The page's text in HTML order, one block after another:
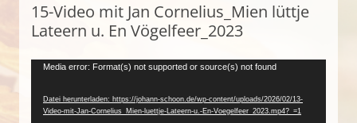
15-Video mit Jan Cornelius_Mien lüttje
Lateern u. En Vögelfeer_2023
Video-
Media error: Format(s) not supported or source(s) not found
Datei herunterladen: https://johann-schoon.de/wp-content/uploads/2026/02/13-
Video-mit-Jan-Cornelius_Mien-luettje-Lateern-u.-En-Voegelfeer_2023.mp4?_=1